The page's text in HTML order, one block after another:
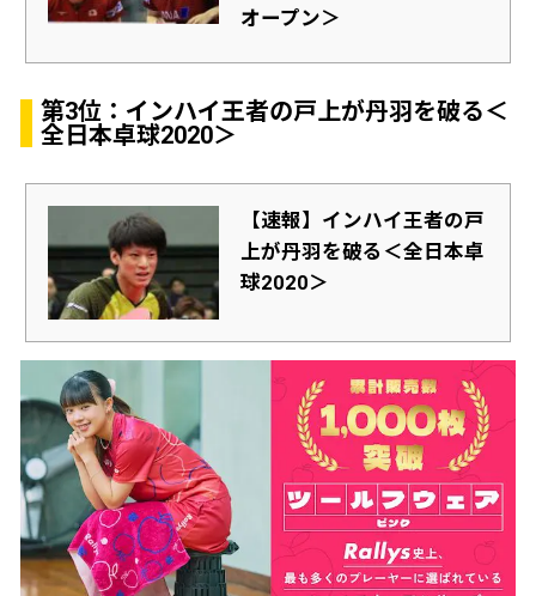
オープン＞
第3位：インハイ王者の戸上が丹羽を破る＜
全日本卓球2020＞
【速報】インハイ王者の戸
上が丹羽を破る＜全日本卓
球2020＞